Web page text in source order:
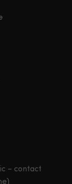
– contact